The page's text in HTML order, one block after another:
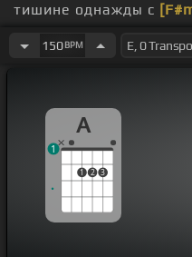
тишине однажды с
но птицы
мы в
куртке, а я в
150BPM
A
1 2 3
1